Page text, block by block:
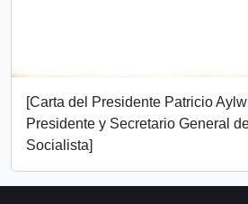
[Carta del Presidente Patricio
Presidente y Secretario General
Socialista]